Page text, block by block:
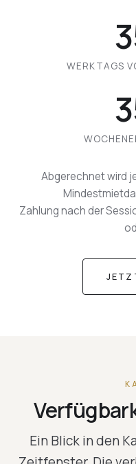
WERKTAGS
Abgerechnet wird
Zahlung nach der
Ein Blick in den